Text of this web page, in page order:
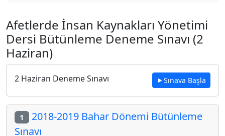
Afetlerde İnsan Kaynakları Yönetimi
Dersi Bütünleme Deneme Sınavı (2
Haziran)
2 Haziran Deneme Sınavı Sınava Başla
1 2018-2019 Bahar Dönemi Bütünleme
Sınavı